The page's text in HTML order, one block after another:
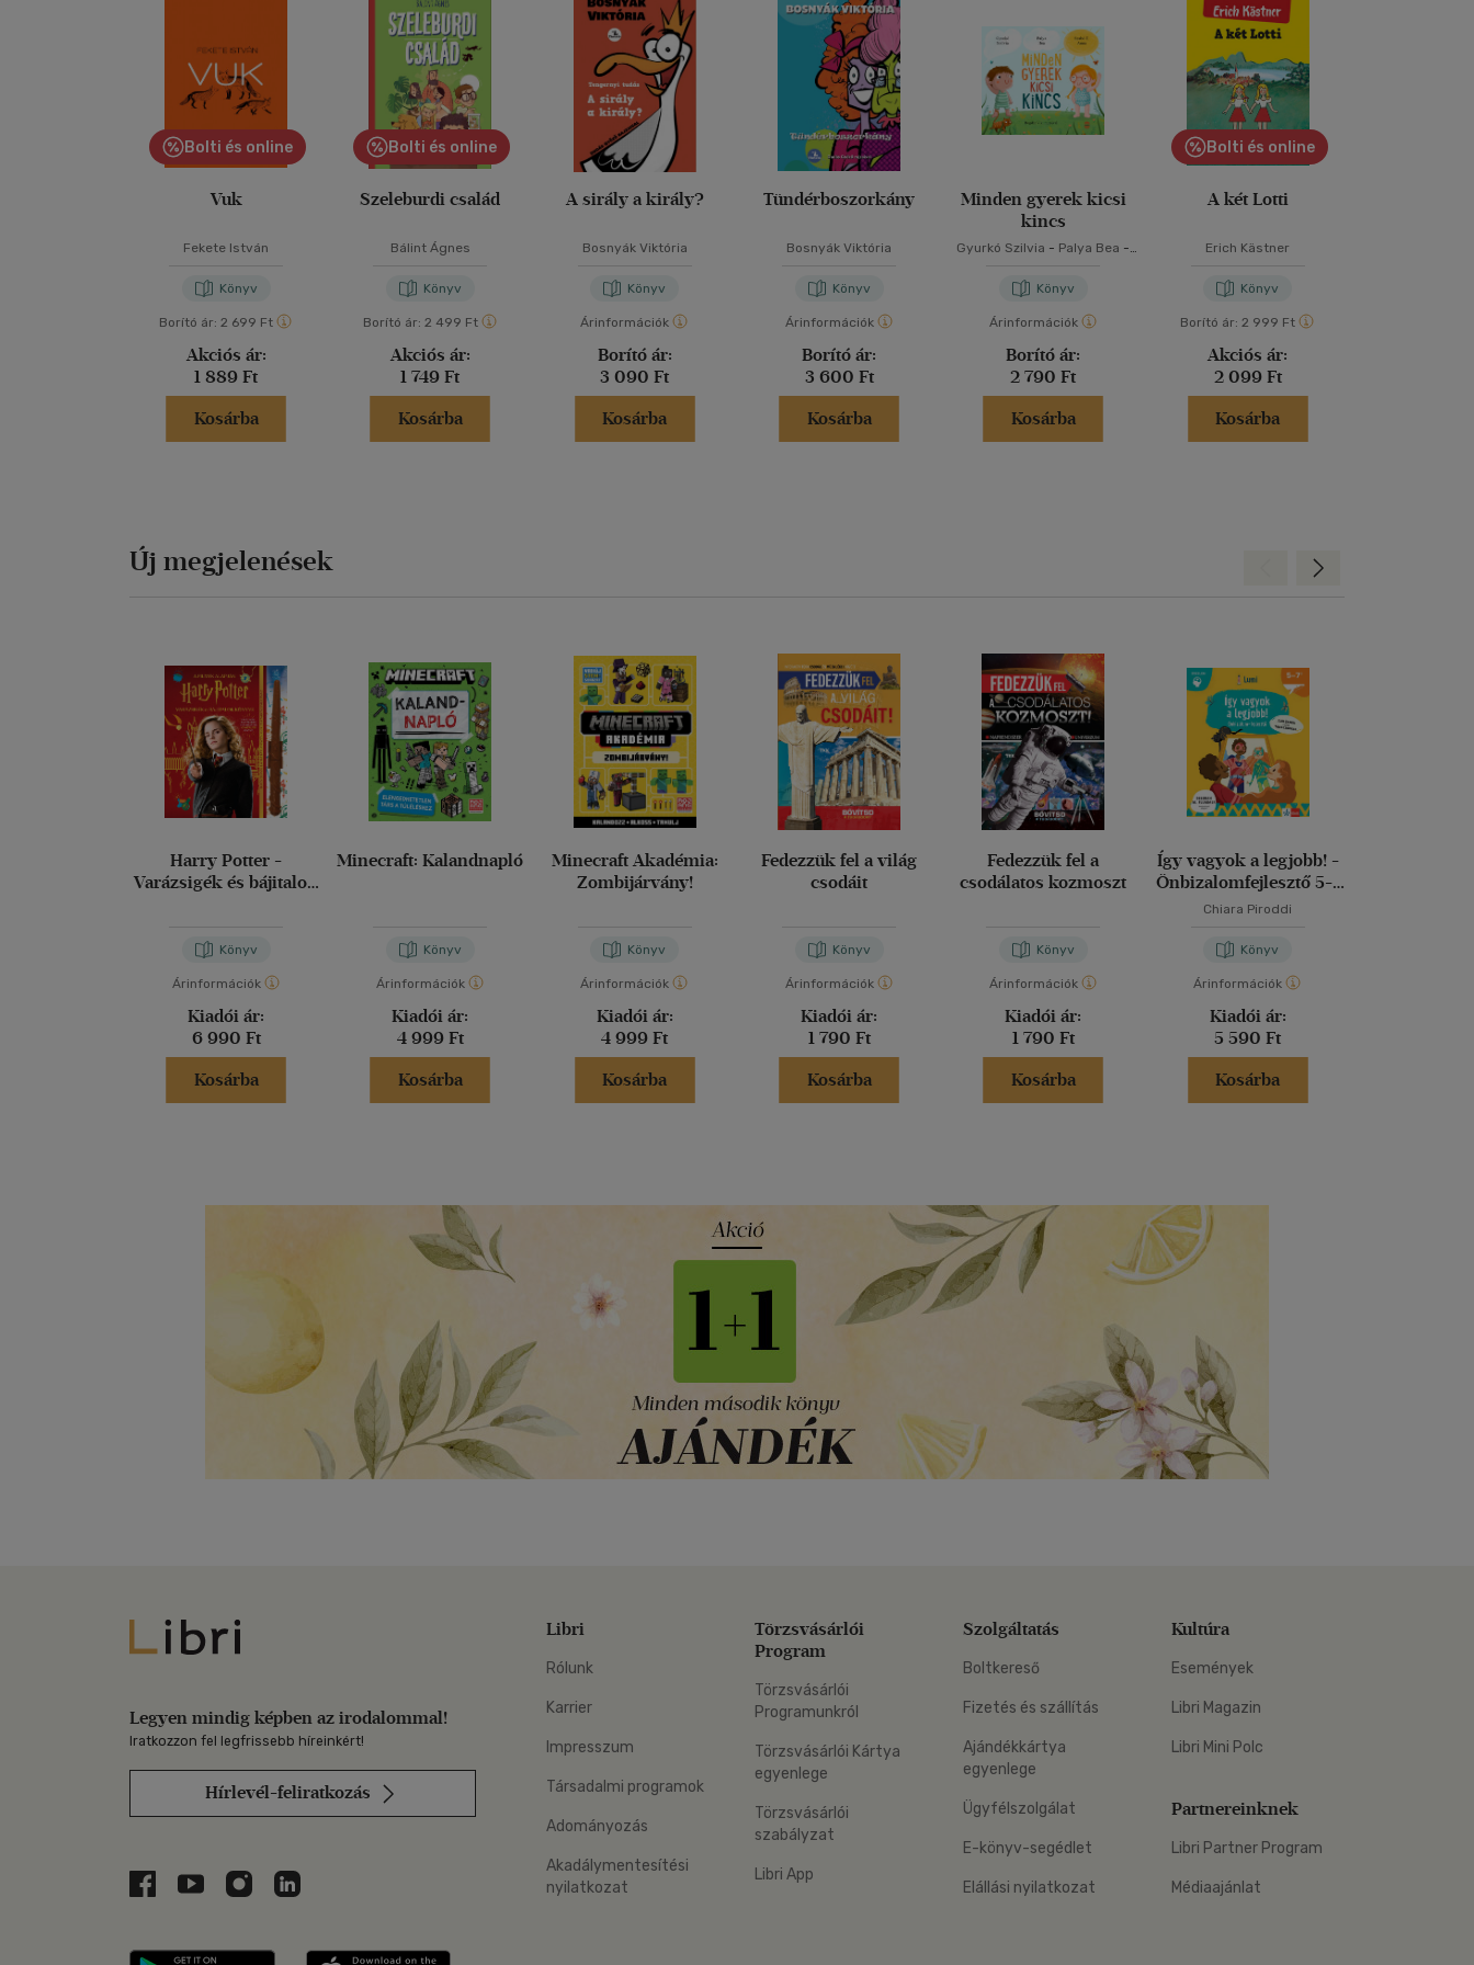
Bolti és online
Vuk
Fekete István
Könyv
Borító ár: 2 699 Ft
Akciós ár:
1 889 Ft
Kosárba
Bolti és online
Szeleburdi család
Bálint Ágnes
Könyv
Borító ár: 2 499 Ft
Akciós ár:
1 749 Ft
Kosárba
A sirály a király?
Bosnyák Viktória
Könyv
Árinformációk
Borító ár:
3 090 Ft
Kosárba
Tündérboszorkány
Bosnyák Viktória
Könyv
Árinformációk
Borító ár:
3 600 Ft
Kosárba
Minden gyerek kicsi
kincs
Gyurkó Szilvia - Palya Bea -
Könyv
Árinformációk
Borító ár:
2 790 Ft
Kosárba
Bolti és online
A két Lotti
Erich Kästner
Könyv
Borító ár: 2 999 Ft
Akciós ár:
2 099 Ft
Kosárba
Új megjelenések
Harry Potter -
Varázsigék és bájitalok
Könyv
Árinformációk
Kiadói ár:
6 990 Ft
Kosárba
Minecraft: Kalandnapló
Könyv
Árinformációk
Kiadói ár:
4 999 Ft
Kosárba
Minecraft Akadémia:
Zombijárvány!
Könyv
Árinformációk
Kiadói ár:
4 999 Ft
Kosárba
Fedezzük fel a világ
csodáit
Könyv
Árinformációk
Kiadói ár:
1 790 Ft
Kosárba
Fedezzük fel a
csodálatos kozmoszt
Könyv
Árinformációk
Kiadói ár:
1 790 Ft
Kosárba
Így vagyok a legjobb! -
Önbizalomfejlesztő 5-7
éveseknek
Chiara Piroddi
Könyv
Árinformációk
Kiadói ár:
5 590 Ft
Kosárba
Előre
Libri
Legyen mindig képben az irodalommal!
Iratkozzon fel legfrissebb híreinkért!
Hírlevél-feliratkozás
Libri a Facebookon
Libri a Youtube-on
Libri az Instagramon
Libri a LinkedInen
Libri
Rólunk
Karrier
Impresszum
Társadalmi programok
Adományozás
Akadálymentesítési
nyilatkozat
Törzsvásárlói
Program
Törzsvásárlói
Programunkról
Törzsvásárlói Kártya
egyenlege
Törzsvásárlói
szabályzat
Libri App
Szolgáltatás
Boltkereső
Fizetés és szállítás
Ajándékkártya
egyenlege
Ügyfélszolgálat
E-könyv-segédlet
Elállási nyilatkozat
Kultúra
Események
Libri Magazin
Libri Mini Polc
Partnereinknek
Libri Partner Program
Médiaajánlat